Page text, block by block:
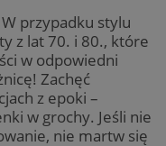
przypadku stylu
z lat 70. i 80., które
w odpowiedni
Zachęć
z epoki –
w grochy. Jeśli nie
nie martw się